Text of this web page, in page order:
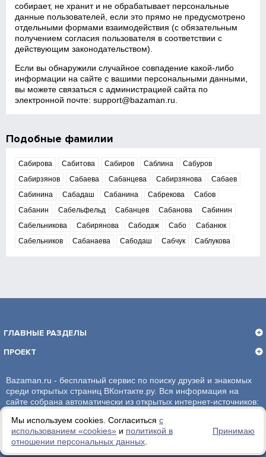
Мы используем cookies. Согласиться с
использованием «сookies» и политикой в
отношении персональных данных
Принимаю
собирает, не хранит и не обрабатывает персональные
данные пользователей, если это прямо не предусмотрено
отдельными формами взаимодействия (с обязательным
получением согласия пользователя в соответствии с
действующим законодательством).
Если вы обнаружили случайное совпадение какой‑либо
информации на сайте с вашими персональными данными,
вы можете связаться с администрацией сайта по
электронной почте:support@bazaman.ru
Подобные фамилии
Сабирова Сабитова Сабиров Саблина
Сабуров
Сабирзянов
Сабаева Сабанцева Сабирзянова
Сабаев
Сабинина
Сабадаш Сабанина Сабрекова
Сабов
Сабанин
Сабельфельд Сабанцев Сабанова
Сабинин
Сабельникова
Сабирянова Сабодаж Сабо
Сабанюк
Сабельников
Сабанаева Сабодаш Сабчук Саблукова
ГЛАВНЫЕ РАЗДЕЛЫ
ПРОЕКТ
Bazaman.ru - бесплатный сервис по поиску друзей и знакомых
среди открытых страниц ВКонтакте.ру. Вся информация на
сайте собрана автоматически из открытых интернет-источников:
администрация сайта ответственности не несет.
Политика обработки персональных данных